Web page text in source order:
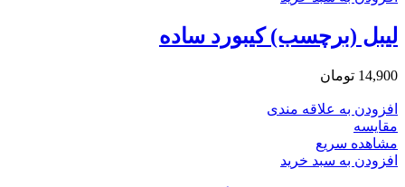
لیبل (برچسب) کیبورد ساده
14,900 تومان
افزودن به علاقه مندی
مقایسه
مشاهده سریع
افزودن به سبد خرید